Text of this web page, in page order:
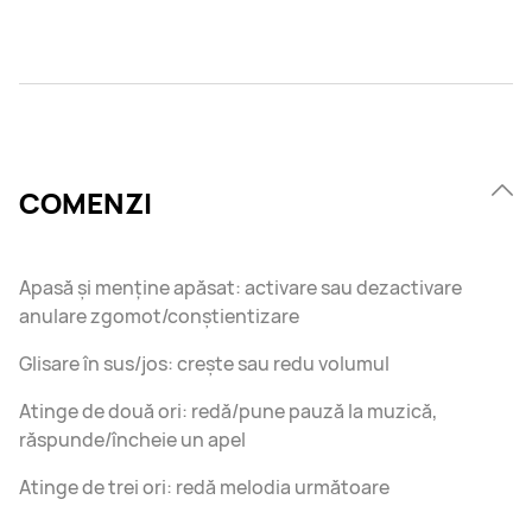
COMENZI
Apasă și menține apăsat: activare sau dezactivare
anulare zgomot/conștientizare
Glisare în sus/jos: crește sau redu volumul
Atinge de două ori: redă/pune pauză la muzică,
răspunde/încheie un apel
Atinge de trei ori: redă melodia următoare